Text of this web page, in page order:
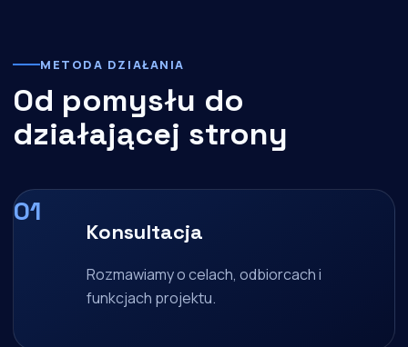
METODA DZIAŁANIA
Od pomysłu do
działającej strony
Konsultacja
Rozmawiamy o celach, odbiorcach i
funkcjach projektu.